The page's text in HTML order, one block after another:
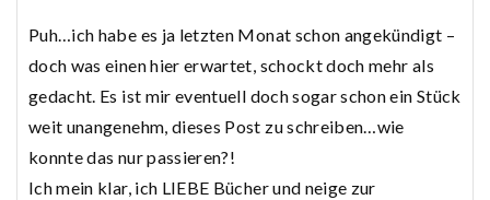
Puh…ich habe es ja letzten Monat schon angekündigt –
doch was einen hier erwartet, schockt doch mehr als
gedacht. Es ist mir eventuell doch sogar schon ein Stück
weit unangenehm, dieses Post zu schreiben…wie
konnte das nur passieren?!
Ich mein klar, ich LIEBE Bücher und neige zur